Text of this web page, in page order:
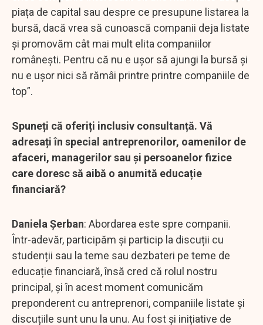
piața de capital sau despre ce presupune listarea la
bursă, dacă vrea să cunoască companii deja listate
și promovăm cât mai mult elita companiilor
românești. Pentru că nu e ușor să ajungi la bursă și
nu e ușor nici să rămâi printre printre companiile de
top”.
Spuneți că oferiți inclusiv consultanță. Vă
adresați în special antreprenorilor, oamenilor de
afaceri, managerilor sau și persoanelor fizice
care doresc să aibă o anumită educație
financiară?
Daniela Șerban: Abordarea este spre companii.
Într-adevăr, participăm și particip la discuții cu
studenții sau la teme sau dezbateri pe teme de
educație financiară, însă cred că rolul nostru
principal, și în acest moment comunicăm
preponderent cu antreprenori, companiile listate și
discuțiile sunt unu la unu. Au fost și inițiative de